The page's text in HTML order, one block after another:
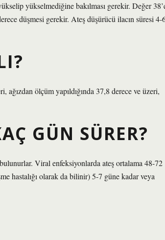
yükselmediğine bakılması gerekir. Değer
düşmesi gerekir. Ateş düşürücü ilacın süresi 4-
ağızdan ölçüm yapıldığında 37,8 derece ve üzeri,
GÜN SÜRER?
Viral enfeksiyonlarda ateş ortalama 48-72
hastalığı olarak da bilinir) 5-7 güne kadar veya